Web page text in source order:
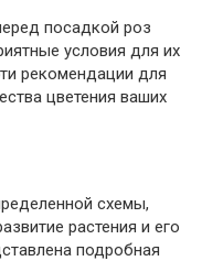
посадкой роз
условия для их
рекомендации для
цветения ваших
схемы,
растения и его
подробная